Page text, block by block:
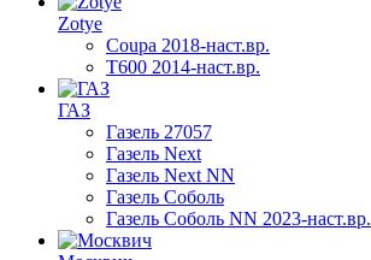
Zotye
Coupa 2018-наст.вр.
T600 2014-наст.вр.
ГАЗ
Газель 27057
Газель Next
Газель Next NN
Газель Соболь
Газель Соболь NN 2023-наст.вр.